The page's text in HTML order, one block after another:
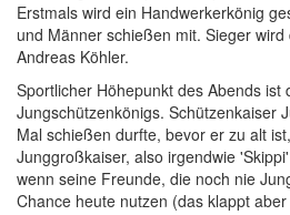
Erstmals wird ein Handwerkerkönig
und Männer schießen mit. Sieger
Andreas Köhler.
Sportlicher Höhepunkt des Abends ist
Jungschützenkönigs. Schützenkaiser
Mal schießen durfte, bevor er zu alt
Junggroßkaiser, also irgendwie
wenn seine Freunde, die noch nie
Chance heute nutzen (das klappt